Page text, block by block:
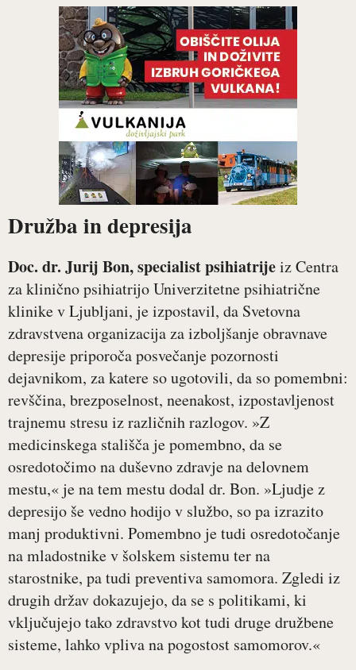
Družba in depresija
Doc. dr. Jurij Bon, specialist psihiatrijeiz Centra
za klinično psihiatrijo Univerzitetne psihiatrične
klinike v Ljubljani, je izpostavil, da Svetovna
zdravstvena organizacija za izboljšanje obravnave
depresije priporoča posvečanje pozornosti
dejavnikom, za katere so ugotovili, da so pomembni:
revščina, brezposelnost, neenakost, izpostavljenost
trajnemu stresu iz različnih razlogov. »Z
medicinskega stališča je pomembno, da se
osredotočimo na duševno zdravje na delovnem
mestu,« je na tem mestu dodal dr. Bon. »Ljudje z
depresijo še vedno hodijo v službo, so pa izrazito
manj produktivni. Pomembno je tudi osredotočanje
na mladostnike v šolskem sistemu ter na
starostnike, pa tudi preventiva samomora. Zgledi iz
drugih držav dokazujejo, da se s politikami, ki
vključujejo tako zdravstvo kot tudi druge družbene
sisteme, lahko vpliva na pogostost samomorov.«